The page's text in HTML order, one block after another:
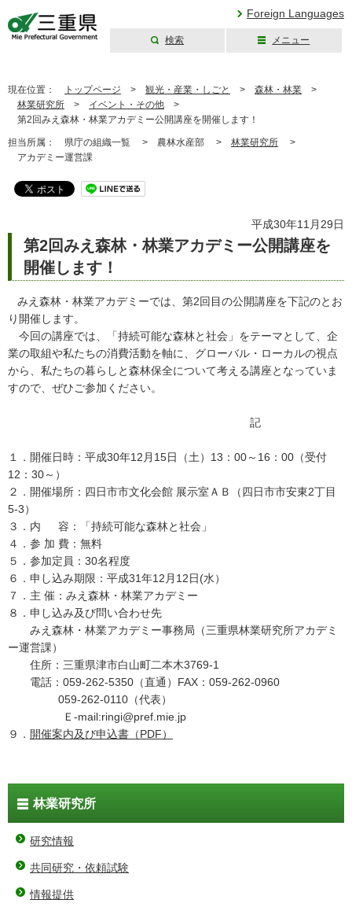
Foreign Languages
検索 メニュー
現在位置： トップページ > 観光・産業・しごと > 森林・林業 >
林業研究所 > イベント・その他 >
第2回みえ森林・林業アカデミー公開講座を開催します！
担当所属： 県庁の組織一覧 > 農林水産部 > 林業研究所 >
アカデミー運営課
平成30年11月29日
第2回みえ森林・林業アカデミー公開講座を
開催します！
みえ森林・林業アカデミーでは、第2回目の公開講座を下記のとお
り開催します。
今回の講座では、「持続可能な森林と社会」をテーマとして、企
業の取組や私たちの消費活動を軸に、グローバル・ローカルの視点
から、私たちの暮らしと森林保全について考える講座となっていま
すので、ぜひご参加ください。
記
１．開催日時：平成30年12月15日（土）13：00～16：00（受付
12：30～）
２．開催場所：四日市市文化会館 展示室ＡＢ（四日市市安東2丁目
5-3）
３．内 容：「持続可能な森林と社会」
４．参 加 費：無料
５．参加定員：30名程度
６．申し込み期限：平成31年12月12日(水）
７．主 催：みえ森林・林業アカデミー
８．申し込み及び問い合わせ先
みえ森林・林業アカデミー事務局（三重県林業研究所アカデミ
ー運営課）
住所：三重県津市白山町二本木3769-1
電話：059-262-5350（直通）FAX：059-262-0960
059-262-0110（代表）
Ｅ-mail:ringi@pref.mie.jp
９． 開催案内及び申込書（PDF）
林業研究所
研究情報
共同研究・依頼試験
情報提供